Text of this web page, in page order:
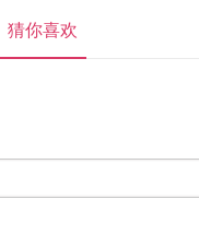
猜你喜欢